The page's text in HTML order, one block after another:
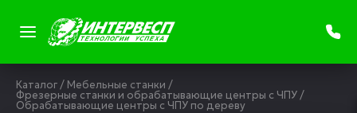
Каталог/ Мебельные станки /
Фрезерные станки и обрабатывающие центры с ЧПУ/
Обрабатывающие центры с ЧПУ по дереву